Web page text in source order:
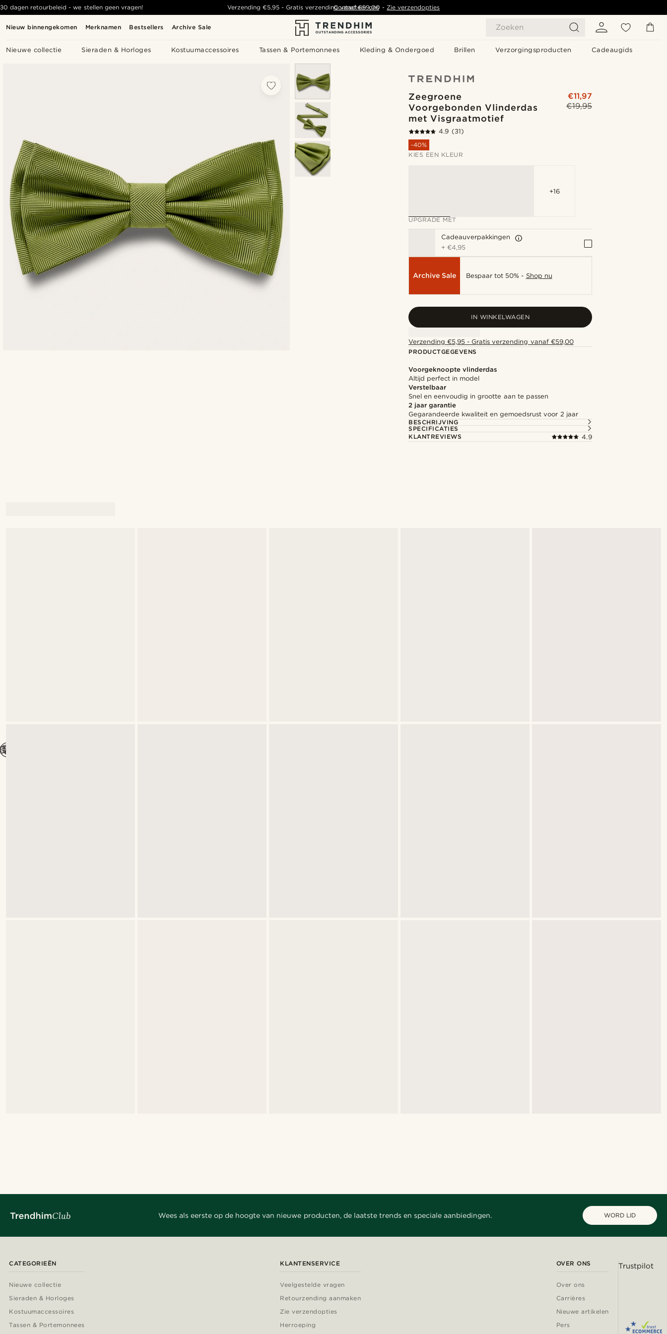
Nieuw binnengekomen Merknamen Bestsellers Archive Sale Zoeken
Nieuwe collectie Sieraden & Horloges Kostuumaccessoires Tassen & Portemonnees Kleding & Ondergoed Brillen Verzorgingsproducten Cadeaugids
30 dagen retourbeleid - we stellen geen vragen! Verzending €5,95- Gratis verzending vanaf€59,00 -Zie verzendopties
Contacteer ons
Zeegroene
Voorgebonden Vlinderdas
met Visgraatmotief
€19,95
€11,97
4.9 (31)
-40%
KIES EEN KLEUR
+16
UPGRADE MET
Cadeauverpakkingen
+€4,95
Archive Sale Bespaar tot 50% - Shop nu
IN WINKELWAGEN
Verzending €5,95 - Gratis verzending vanaf €59,00
PRODUCTGEGEVENS
Voorgeknoopte vlinderdas
Altijd perfect in model
Verstelbaar
Snel en eenvoudig in grootte aan te passen
2 jaar garantie
Gegarandeerde kwaliteit en gemoedsrust voor 2 jaar
BESCHRIJVING
SPECIFICATIES
KLANTREVIEWS
4.9
Wees als eerste op de hoogte van nieuwe producten, de laatste trends en speciale aanbiedingen. WORD LID
CATEGORIEËN
Nieuwe collectie
Sieraden & Horloges
Kostuumaccessoires
Tassen & Portemonnees
KLANTENSERVICE
Veelgestelde vragen
Retourzending aanmaken
Zie verzendopties
Herroeping
OVER ONS
Over ons
Carrières
Nieuwe artikelen
Pers
Trustpilot